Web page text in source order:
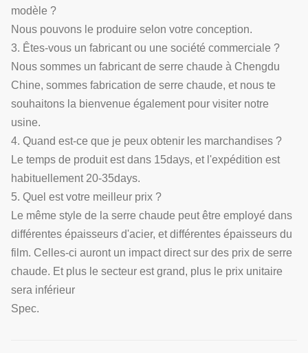
modèle ?
Nous pouvons le produire selon votre conception.
3. Êtes-vous un fabricant ou une société commerciale ?
Nous sommes un fabricant de serre chaude à Chengdu
Chine, sommes fabrication de serre chaude, et nous te
souhaitons la bienvenue également pour visiter notre
usine.
4. Quand est-ce que je peux obtenir les marchandises ?
Le temps de produit est dans 15days, et l'expédition est
habituellement 20-35days.
5. Quel est votre meilleur prix ?
Le même style de la serre chaude peut être employé dans
différentes épaisseurs d'acier, et différentes épaisseurs du
film. Celles-ci auront un impact direct sur des prix de serre
chaude. Et plus le secteur est grand, plus le prix unitaire
sera inférieur
Spec.